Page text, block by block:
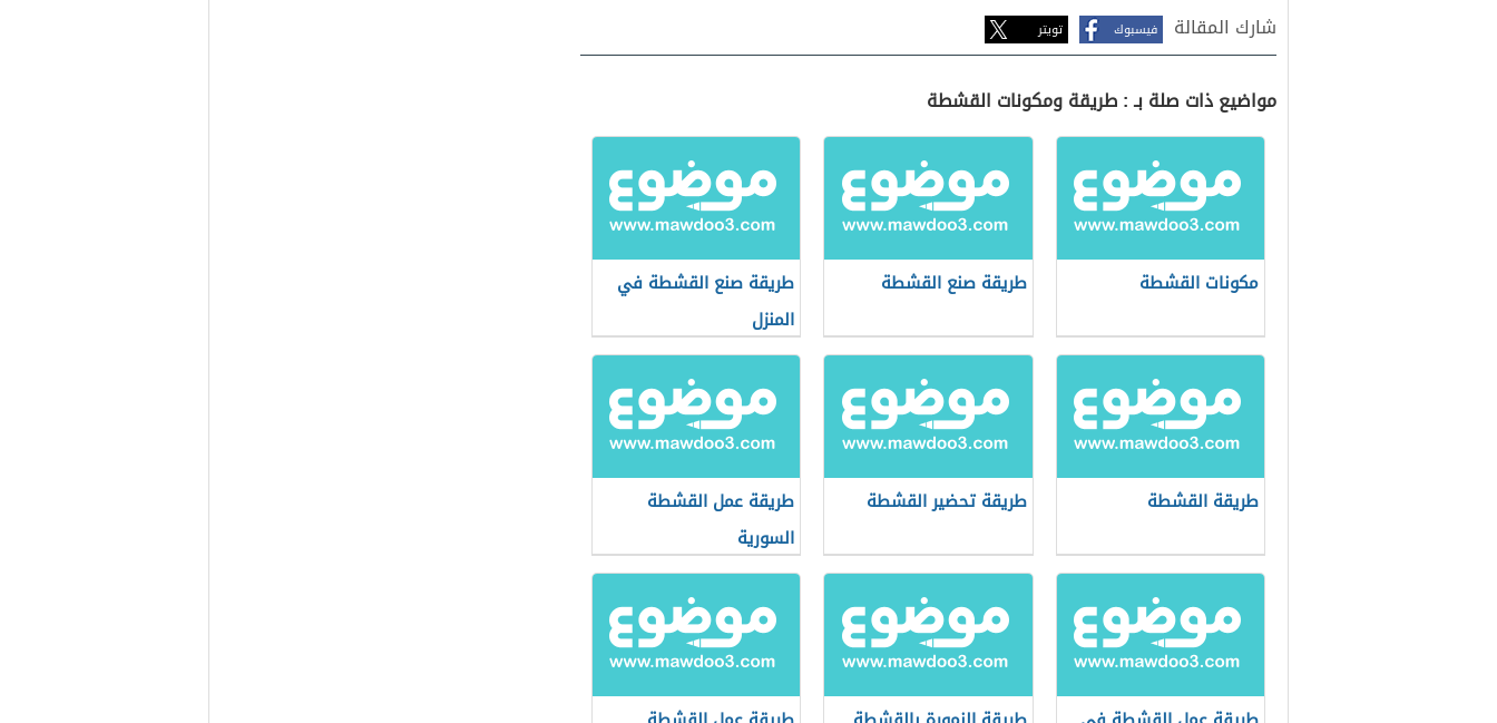
شارك المقالة فيسبوك تويتر
مواضيع ذات صلة بـ : طريقة ومكونات القشطة
مكونات القشطة طريقة صنع القشطة
طريقة صنع القشطة في
المنزل
طريقة القشطة طريقة تحضير القشطة
طريقة عمل القشطة
السورية